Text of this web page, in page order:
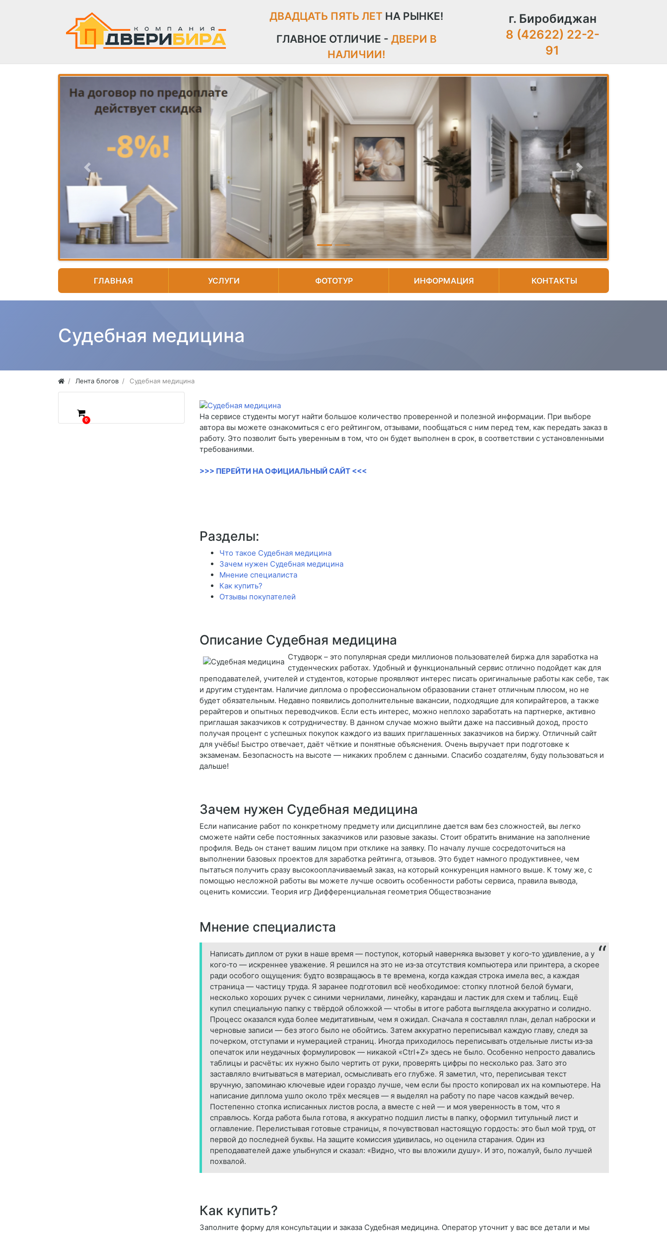
ДВАДЦАТЬ ПЯТЬ ЛЕТ НА РЫНКЕ!
ГЛАВНОЕ ОТЛИЧИЕ - ДВЕРИ В
НАЛИЧИИ!
г. Биробиджан
8 (42622) 22-2-
91
ГЛАВНАЯ УСЛУГИ ФОТОТУР ИНФОРМАЦИЯ КОНТАКТЫ
Судебная медицина
Лента блогов Судебная медицина
0
На сервисе студенты могут найти большое количество проверенной и полезной информации. При выборе
автора вы можете ознакомиться с его рейтингом, отзывами, пообщаться с ним перед тем, как передать заказ в
работу. Это позволит быть уверенным в том, что он будет выполнен в срок, в соответствии с установленными
требованиями.
>>> ПЕРЕЙТИ НА ОФИЦИАЛЬНЫЙ САЙТ <<<
Разделы:
Что такое Судебная медицина
Зачем нужен Судебная медицина
Мнение специалиста
Как купить?
Отзывы покупателей
Описание Судебная медицина
Студворк – это популярная среди миллионов пользователей биржа для заработка на
студенческих работах. Удобный и функциональный сервис отлично подойдет как для
преподавателей, учителей и студентов, которые проявляют интерес писать оригинальные работы как себе, так
и другим студентам. Наличие диплома о профессиональном образовании станет отличным плюсом, но не
будет обязательным. Недавно появились дополнительные вакансии, подходящие для копирайтеров, а также
рерайтеров и опытных переводчиков. Если есть интерес, можно неплохо заработать на партнерке, активно
приглашая заказчиков к сотрудничеству. В данном случае можно выйти даже на пассивный доход, просто
получая процент с успешных покупок каждого из ваших приглашенных заказчиков на биржу. Отличный сайт
для учёбы! Быстро отвечает, даёт чёткие и понятные объяснения. Очень выручает при подготовке к
экзаменам. Безопасность на высоте — никаких проблем с данными. Спасибо создателям, буду пользоваться и
дальше!
Зачем нужен Судебная медицина
Если написание работ по конкретному предмету или дисциплине дается вам без сложностей, вы легко
сможете найти себе постоянных заказчиков или разовые заказы. Стоит обратить внимание на заполнение
профиля. Ведь он станет вашим лицом при отклике на заявку. По началу лучше сосредоточиться на
выполнении базовых проектов для заработка рейтинга, отзывов. Это будет намного продуктивнее, чем
пытаться получить сразу высокооплачиваемый заказ, на который конкуренция намного выше. К тому же, с
помощью несложной работы вы можете лучше освоить особенности работы сервиса, правила вывода,
оценить комиссии. Теория игр Дифференциальная геометрия Обществознание
Мнение специалиста
Написать диплом от руки в наше время — поступок, который наверняка вызовет у кого‑то удивление, а у
кого‑то — искреннее уважение. Я решился на это не из‑за отсутствия компьютера или принтера, а скорее
ради особого ощущения: будто возвращаюсь в те времена, когда каждая строка имела вес, а каждая
страница — частицу труда. Я заранее подготовил всё необходимое: стопку плотной белой бумаги,
несколько хороших ручек с синими чернилами, линейку, карандаш и ластик для схем и таблиц. Ещё
купил специальную папку с твёрдой обложкой — чтобы в итоге работа выглядела аккуратно и солидно.
Процесс оказался куда более медитативным, чем я ожидал. Сначала я составлял план, делал наброски и
черновые записи — без этого было не обойтись. Затем аккуратно переписывал каждую главу, следя за
почерком, отступами и нумерацией страниц. Иногда приходилось переписывать отдельные листы из‑за
опечаток или неудачных формулировок — никакой «Ctrl+Z» здесь не было. Особенно непросто давались
таблицы и расчёты: их нужно было чертить от руки, проверять цифры по несколько раз. Зато это
заставляло вчитываться в материал, осмысливать его глубже. Я заметил, что, переписывая текст
вручную, запоминаю ключевые идеи гораздо лучше, чем если бы просто копировал их на компьютере. На
написание диплома ушло около трёх месяцев — я выделял на работу по паре часов каждый вечер.
Постепенно стопка исписанных листов росла, а вместе с ней — и моя уверенность в том, что я
справлюсь. Когда работа была готова, я аккуратно подшил листы в папку, оформил титульный лист и
оглавление. Перелистывая готовые страницы, я почувствовал настоящую гордость: это был мой труд, от
первой до последней буквы. На защите комиссия удивилась, но оценила старания. Один из
преподавателей даже улыбнулся и сказал: «Видно, что вы вложили душу». И это, пожалуй, было лучшей
похвалой.
Как купить?
Заполните форму для консультации и заказа Судебная медицина. Оператор уточнит у вас все детали и мы